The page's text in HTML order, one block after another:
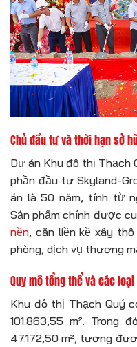
Chủ đầu tư và thời hạn sở
Dự án Khu đô thị Thạch
phần đầu tư Skyland-
án là 50 năm, tính từ
Sản phẩm chính được
nền, căn liền kề xây
phòng, dịch vụ thương
Quy mô tổng thể và các
Khu đô thị Thạch Quý
101.863,55 m².
47.172,50 m², tương